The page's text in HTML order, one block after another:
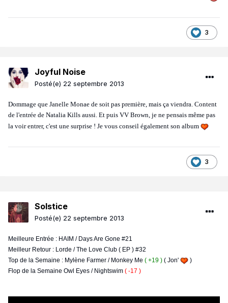
3
Joyful Noise
Posté(e) 22 septembre 2013
Dommage que Janelle Monae de soit pas première, mais ça viendra. Content
de l'entrée de Natalia Kills aussi. Et puis VV Brown, je ne pensais même pas
la voir entrer, c'est une surprise ! Je vous conseil également son album
3
Solstice
Posté(e) 22 septembre 2013
Meilleure Entrée : HAIM / Days Are Gone #21
Meilleur Retour : Lorde / The Love Club ( EP ) #32
Top de la Semaine : Mylène Farmer / Monkey Me ( +19 ) ( Jon'
)
Flop de la Semaine Owl Eyes / Nightswim ( -17 )